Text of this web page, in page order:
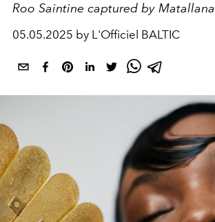
Roo Saintine captured by Matallana
05.05.2025 by L'Officiel BALTIC